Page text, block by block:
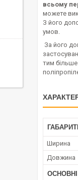
всьому
можете
З його
умов.
За його
тим більше
Ширина
Довжина